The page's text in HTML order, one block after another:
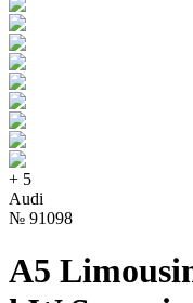
+ 5
Audi
№ 91098
A5